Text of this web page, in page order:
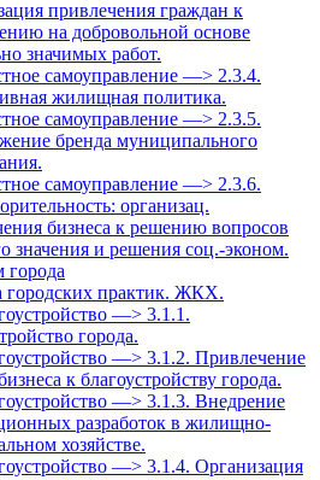
привлечения граждан к
на добровольной основе
значимых работ.
самоуправление —> 2.3.4.
жилищная политика.
самоуправление —> 2.3.5.
бренда муниципального
самоуправление —> 2.3.6.
организац.
бизнеса к решению вопросов
значения и решения соц.-эконом.
города
городских практик. ЖКХ.
—> 3.1.1.
города.
—> 3.1.2. Привлечение
к благоустройству города.
—> 3.1.3. Внедрение
разработок в жилищно-
хозяйстве.
—> 3.1.4. Организация